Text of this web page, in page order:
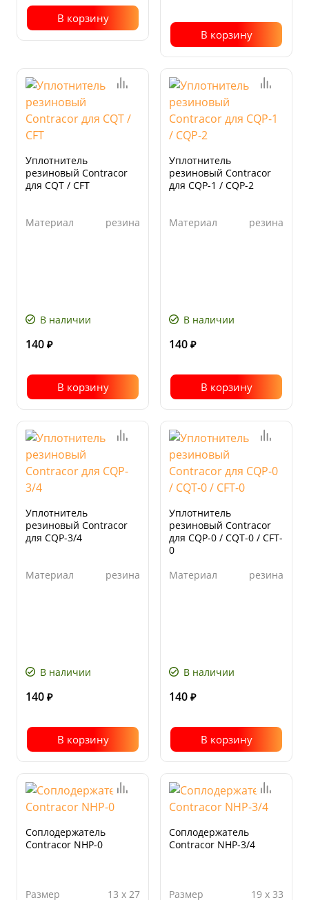
В корзину
В корзину
Уплотнитель
резиновый Contracor
для CQT / CFT
Материал резина
В наличии
140 ₽
В корзину
Уплотнитель
резиновый Contracor
для CQP-1 / CQP-2
Материал резина
В наличии
140 ₽
В корзину
Уплотнитель
резиновый Contracor
для CQP-3/4
Материал резина
В наличии
140 ₽
В корзину
Уплотнитель
резиновый Contracor
для CQP-0 / CQT-0 / CFT-
0
Материал
резина
В наличии
140 ₽
В корзину
Соплодержатель
Contracor NHP-0
Размер 13 x 27
Соплодержатель
Contracor NHP-3/4
Размер 19 x 33